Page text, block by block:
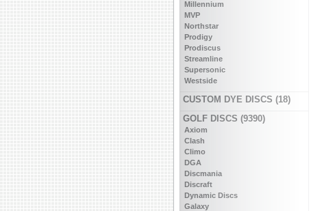
Millennium
MVP
Northstar
Prodigy
Prodiscus
Streamline
Supersonic
Westside
CUSTOM DYE DISCS (18)
GOLF DISCS (9390)
Axiom
Clash
Climo
DGA
Discmania
Discraft
Dynamic Discs
Galaxy